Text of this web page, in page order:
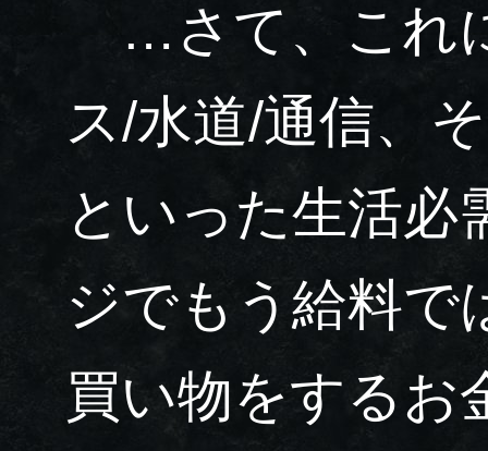
…さて、これ
ス/水道/通信、
といった生活必
ジでもう給料で
買い物をするお